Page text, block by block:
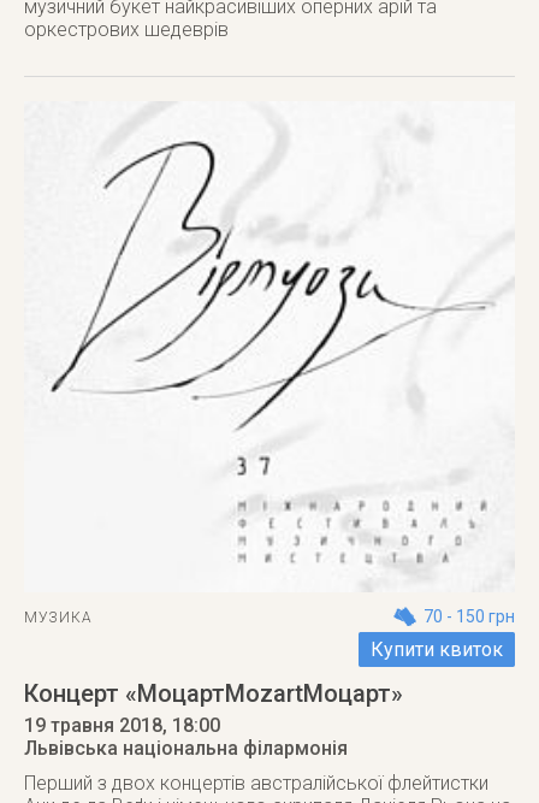
музичний букет найкрасивіших оперних арій та
оркестрових шедеврів
МУЗИКА 70 - 150 грн
Купити квиток
Концерт «МоцартMozartМоцарт»
19 травня 2018, 18:00
Львівська національна філармонія
Перший з двох концертів австралійської флейтистки